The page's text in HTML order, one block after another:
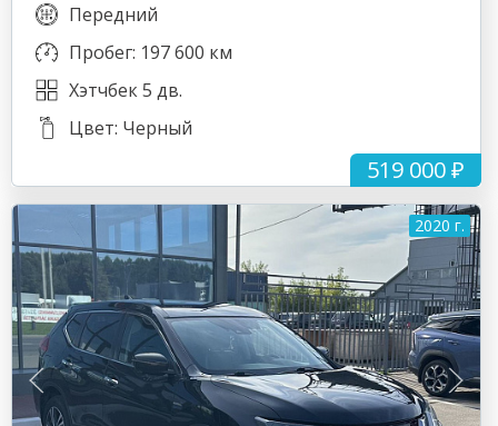
519 000 ₽
Передний
Пробег: 197 600 км
Хэтчбек 5 дв.
Цвет: Черный
2020 г.